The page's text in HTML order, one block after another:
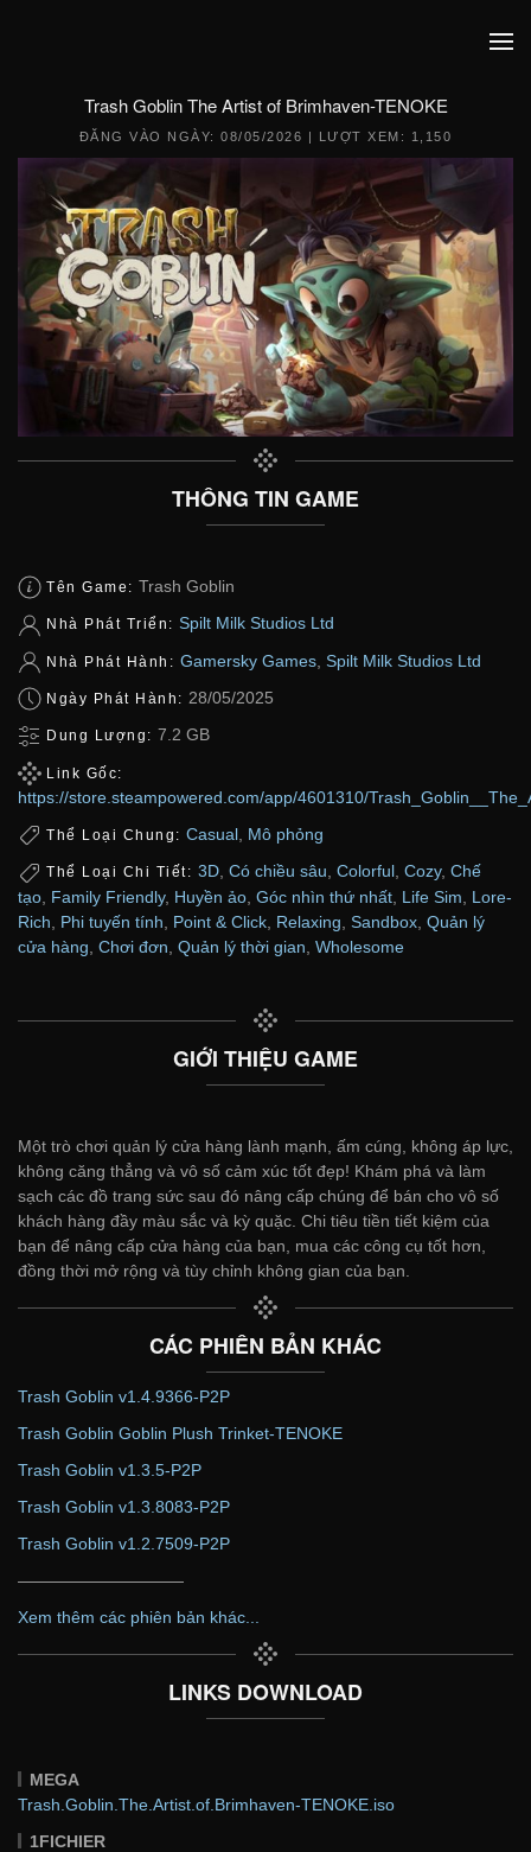
Trash Goblin The Artist of Brimhaven-TENOKE
ĐĂNG VÀO NGÀY:08/05/2026 | LƯỢT XEM: 1,150
THÔNG TIN GAME
Tên Game: Trash Goblin
Nhà Phát Triển: Spilt Milk Studios Ltd
Nhà Phát Hành: Gamersky Games, Spilt Milk Studios Ltd
Ngày Phát Hành: 28/05/2025
Dung Lượng: 7.2 GB
Link Gốc:
https://store.steampowered.com/app/4601310/
Thể Loại Chung: Casual Mô phỏng
Thể Loại Chi Tiết: 3D, Có chiều sâu, Colorful, Cozy, Chế
tạo Family Friendly, Huyền ảo Góc nhìn thứ nhất Life Sim
Lore-
Rich
Phi tuyến tính Point & Click Relaxing Sandbox Quản lý
cửa hàng Chơi đơn Quản lý thời gian Wholesome
GIỚI THIỆU GAME
Một trò chơi quản lý cửa hàng lành mạnh, ấm cúng, không áp lực,
không căng thẳng và vô số cảm xúc tốt đẹp! Khám phá và làm
sạch các đồ trang sức sau đó nâng cấp chúng để bán cho vô số
khách hàng đầy màu sắc và kỳ quặc. Chi tiêu tiền tiết kiệm của
bạn để nâng cấp cửa hàng của bạn, mua các công cụ tốt hơn,
đồng thời mở rộng và tùy chỉnh không gian của bạn.
CÁC PHIÊN BẢN KHÁC
Trash Goblin v1.4.9366-P2P
Trash Goblin Goblin Plush Trinket-TENOKE
Trash Goblin v1.3.5-P2P
Trash Goblin v1.3.8083-P2P
Trash Goblin v1.2.7509-P2P
——————————
Xem thêm các phiên bản khác...
LINKS DOWNLOAD
MEGA
Trash.Goblin.The.Artist.of.Brimhaven-TENOKE.iso
1FICHIER